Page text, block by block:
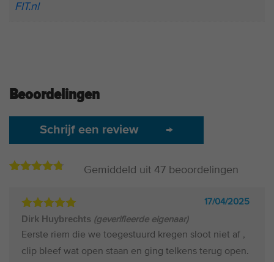
FIT.nl
Beoordelingen
Schrijf een review →
van
Gemiddeld uit 47beoordelingen
Gewaardeerd
uit 5
Dirk Huybrechts (geverifieerde eigenaar)
17/04/2025
Eerste riem die we toegestuurd kregen sloot niet af ,
clip bleef wat open staan en ging telkens terug open.